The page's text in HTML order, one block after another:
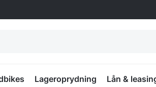
Lageroprydning Lån &